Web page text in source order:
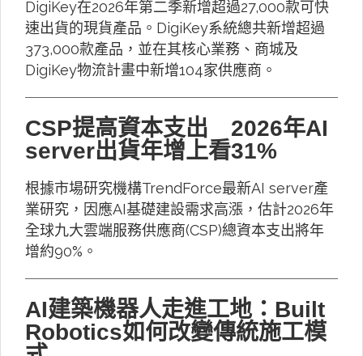
DigiKey在2026年第二季新增超過27,000款可快
速出貨的現貨產品。DigiKey系統總共新增超過
373,000款產品，並在其核心業務、商城及
DigiKey物流計畫中新增104家供應商。
CSP提高資本支出 2026年AI
server出貨年增上看31%
根據市場研究機構TrendForce最新AI server產
業研究，因應AI基礎建設需求高漲，估計2026年
全球九大雲端服務供應商(CSP)總資本支出將年
增約90%。
AI建築機器人走進工地：Built
Robotics如何改變傳統施工模